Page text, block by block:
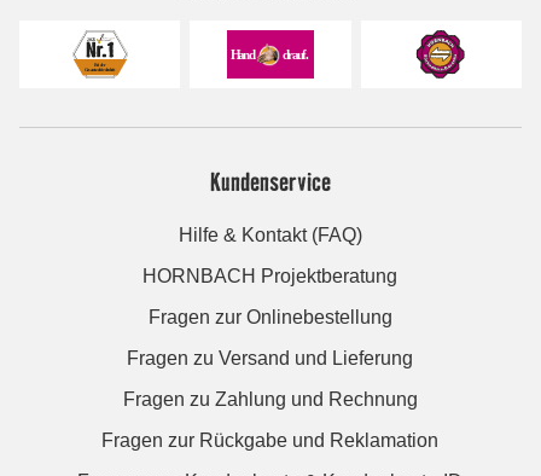
Kundenservice
Hilfe & Kontakt (FAQ)
HORNBACH Projektberatung
Fragen zur Onlinebestellung
Fragen zu Versand und Lieferung
Fragen zu Zahlung und Rechnung
Fragen zur Rückgabe und Reklamation